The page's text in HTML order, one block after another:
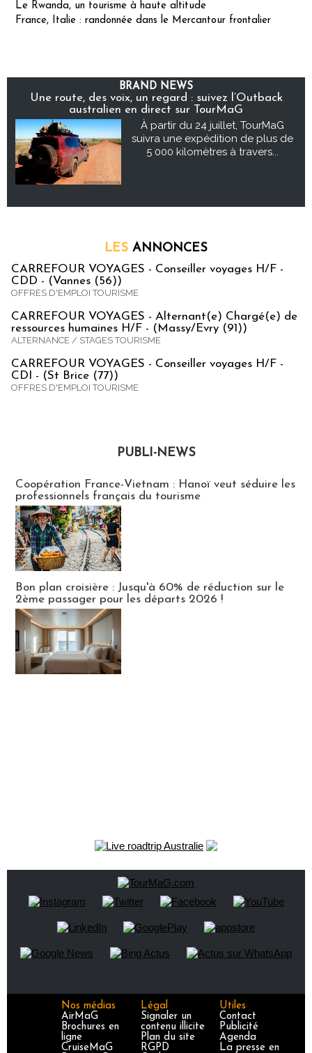
Le Rwanda, un tourisme à haute altitude
France, Italie : randonnée dans le Mercantour frontalier
BRAND NEWS
Une route, des voix, un regard : suivez l’Outback
australien en direct sur TourMaG
À partir du 24 juillet, TourMaG
suivra une expédition de plus de
5 000 kilomètres à travers...
LES ANNONCES
CARREFOUR VOYAGES - Conseiller voyages H/F -
CDD - (Vannes (56))
OFFRES D'EMPLOI TOURISME
CARREFOUR VOYAGES - Alternant(e) Chargé(e) de
ressources humaines H/F - (Massy/Evry (91))
ALTERNANCE / STAGES TOURISME
CARREFOUR VOYAGES - Conseiller voyages H/F -
CDI - (St Brice (77))
OFFRES D'EMPLOI TOURISME
PUBLI-NEWS
Coopération France-Vietnam : Hanoï veut séduire les
professionnels français du tourisme
Bon plan croisière : Jusqu'à 60% de réduction sur le
2ème passager pour les départs 2026 !
Nos médias
AirMaG
Brochures en
ligne
CruiseMaG
Légal
Signaler un
contenu illicite
Plan du site
RGPD
Utiles
Contact
Publicité
Agenda
La presse en